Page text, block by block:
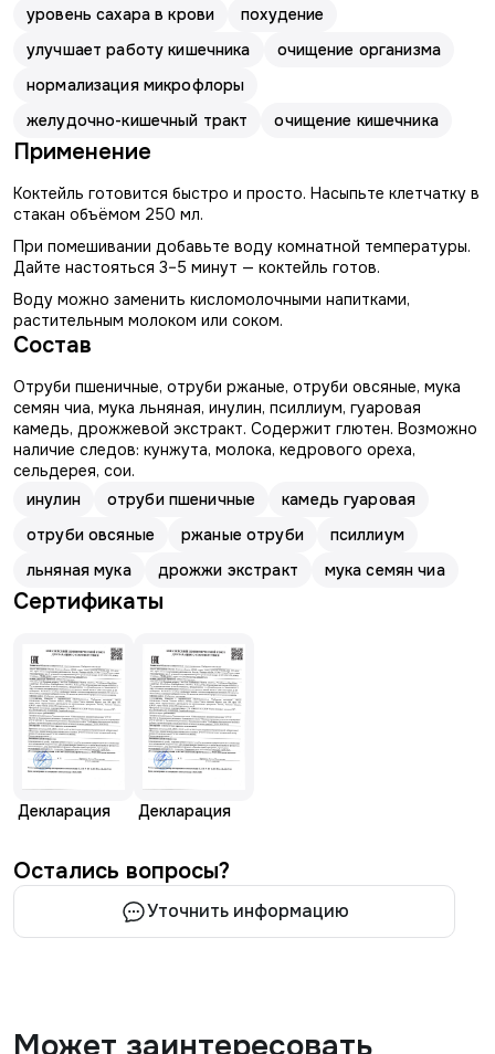
уровень сахара в крови
похудение
улучшает работу кишечника
очищение организма
нормализация микрофлоры
желудочно-кишечный тракт
очищение кишечника
Применение
Коктейль готовится быстро и просто. Насыпьте клетчатку в
стакан объёмом 250 мл.
При помешивании добавьте воду комнатной температуры.
Дайте настояться 3–5 минут — коктейль готов.
Воду можно заменить кисломолочными напитками,
растительным молоком или соком.
Состав
Отруби пшеничные, отруби ржаные, отруби овсяные, мука
семян чиа, мука льняная, инулин, псиллиум, гуаровая
камедь, дрожжевой экстракт. Содержит глютен. Возможно
наличие следов: кунжута, молока, кедрового ореха,
сельдерея, сои.
инулин
отруби пшеничные
камедь гуаровая
отруби овсяные
ржаные отруби
псиллиум
льняная мука
дрожжи экстракт мука семян чиа
Сертификаты
Декларация Декларация
Остались вопросы?
Уточнить информацию